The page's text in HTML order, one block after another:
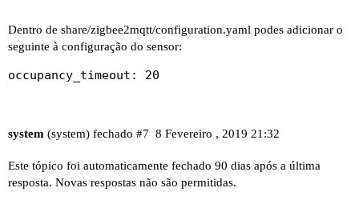
Dentro de share/zigbee2mqtt/configuration.yaml podes adicionar o
seguinte à configuração do sensor:
occupancy_timeout: 20
system (system) fechado 8 Fevereiro , 2019 21:32
#7
Este tópico foi automaticamente fechado 90 dias após a última
resposta. Novas respostas não são permitidas.